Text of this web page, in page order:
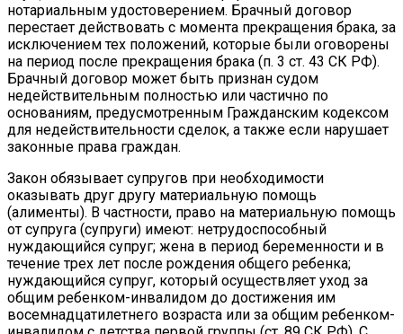
нотариальным удостоверением. Брачный договор
перестает действовать с момента прекращения брака, за
исключением тех положений, которые были оговорены
на период после прекращения брака (п. 3 ст. 43 СК РФ).
Брачный договор может быть признан судом
недействительным полностью или частично по
основаниям, предусмотренным Гражданским кодексом
для недействительности сделок, а также если нарушает
законные права граждан.
Закон обязывает супругов при необходимости
оказывать друг другу материальную помощь
(алименты). В частности, право на материальную помощь
от супруга (супруги) имеют: нетрудоспособный
нуждающийся супруг; жена в период беременности и в
течение трех лет после рождения общего ребенка;
нуждающийся супруг, который осуществляет уход за
общим ребенком-инвалидом до достижения им
восемнадцатилетнего возраста или за общим ребенком-